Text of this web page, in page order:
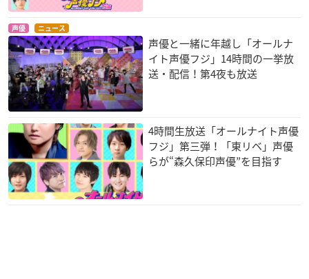
声優 ニュース
声優と一緒に年越し「オールナ
イト声優フジ」14時間の一挙放
送・配信！第4夜も放送
4時間生放送「オールナイト声優
フジ」第三弾！「東リベ」声優
らが“森久保印声優”を目指す